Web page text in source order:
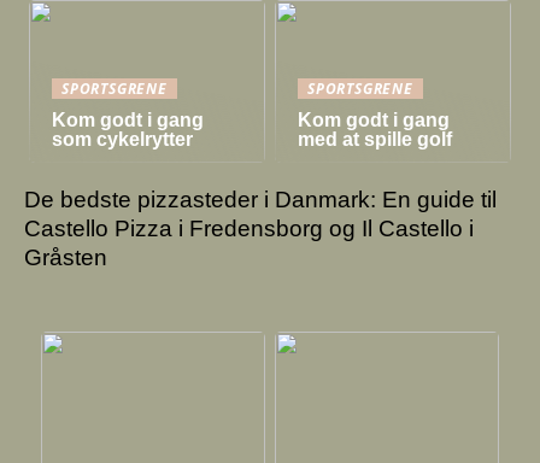
SPORTSGRENE
Kom godt i gang
som cykelrytter
SPORTSGRENE
Kom godt i gang
med at spille golf
De bedste pizzasteder i Danmark: En guide til
Castello Pizza i Fredensborg og Il Castello i
Gråsten